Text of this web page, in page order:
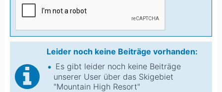
Leider noch keine Beiträge vorhanden:
Es gibt leider noch keine Beiträge
unserer User über das Skigebiet
"Mountain High Resort"